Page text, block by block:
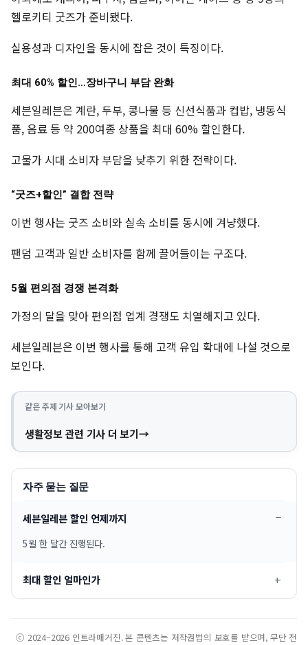
헬로키티 굿즈가 준비됐다.
실용성과 디자인을 동시에 잡은 것이 특징이다.
최대 60% 할인…장바구니 부담 완화
세븐일레븐은 계란, 두부, 콩나물 등 신선식품과 컵밥, 냉동식
품, 음료 등 약 200여종 상품을 최대 60% 할인한다.
고물가 시대 소비자 부담을 낮추기 위한 전략이다.
“굿즈+할인” 결합 전략
이번 행사는 굿즈 소비와 실속 소비를 동시에 겨냥했다.
팬덤 고객과 일반 소비자를 함께 끌어들이는 구조다.
5월 편의점 경쟁 본격화
가정의 달을 맞아 편의점 업계 경쟁도 치열해지고 있다.
세븐일레븐은 이번 행사를 통해 고객 유입 확대에 나설 것으로
보인다.
같은 주제 기사 모아보기
생활정보 관련 기사 더 보기
자주 묻는 질문
세븐일레븐 할인 언제까지
5월 한 달간 진행된다.
최대 할인 얼마인가
ⓒ 2024–2026 인트라매거진. 본 콘텐츠는 저작권법의 보호를 받으며, 무단 전